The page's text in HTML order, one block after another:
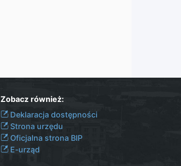
Zobacz również:
Deklaracja dostępności
Strona urzędu
Oficjalna strona BIP
E-urząd